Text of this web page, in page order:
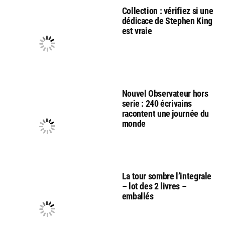
Collection : vérifiez si une
dédicace de Stephen King
est vraie
Nouvel Observateur hors
serie : 240 écrivains
racontent une journée du
monde
La tour sombre l’integrale
– lot des 2 livres –
emballés